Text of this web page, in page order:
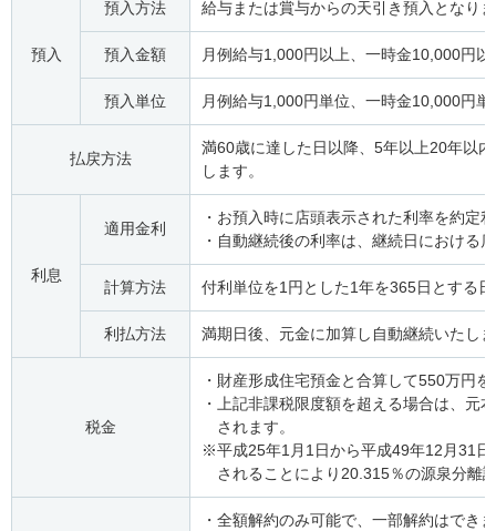
預入
預入方法 給与または賞与からの天引き預入となり
預入金額 月例給与1,000円以上、一時金10,000円以
預入単位 月例給与1,000円単位、一時金10,000円単
払戻方法
満60歳に達した日以降、5年以上20年以
します。
利息
適用金利
・お預入時に店頭表示された利率を約定
・自動継続後の利率は、継続日における
計算方法 付利単位を1円とした1年を365日とする
利払方法 満期日後、元金に加算し自動継続いたし
税金
・財産形成住宅預金と合算して550万円
・上記非課税限度額を超える場合は、元
されます。
※平成25年1月1日から平成49年12月31
されることにより20.315％の源泉分離
・全額解約のみ可能で、一部解約はでき